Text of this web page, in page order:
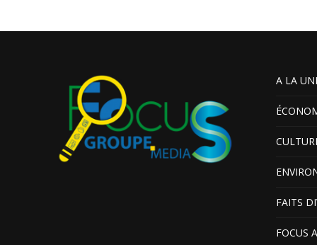
A LA
FAITS
FOCUS